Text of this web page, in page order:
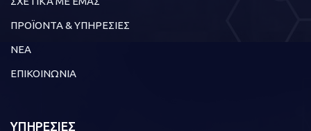
ΠΡΟΪΟΝΤΑ & ΥΠΗΡΕΣΙΕΣ
ΝΕΑ
ΕΠΙΚΟΙΝΩΝΙΑ
ΥΠΗΡΕΣΙΕΣ